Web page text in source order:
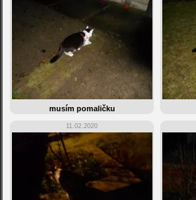
musím pomaličku
11.02.2020